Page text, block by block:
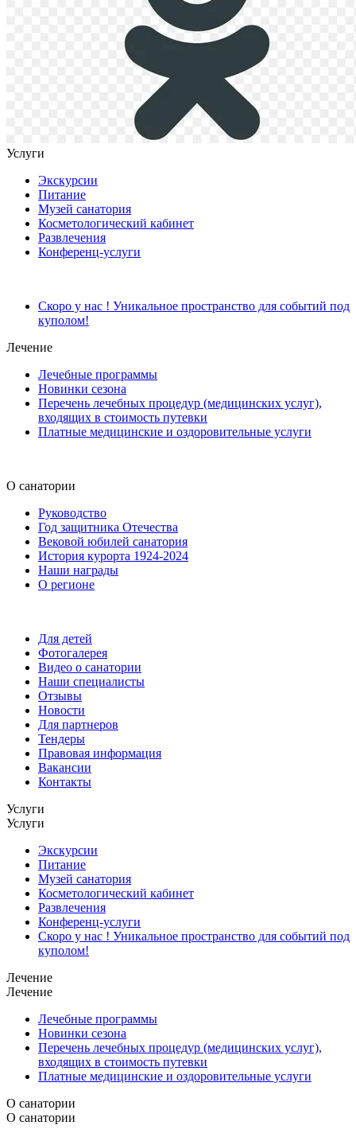
Услуги
Экскурсии
Питание
Музей санатория
Косметологический кабинет
Развлечения
Конференц-услуги
Скоро у нас ! Уникальное пространство для событий под
куполом!
Лечение
Лечебные программы
Новинки сезона
Перечень лечебных процедур (медицинских услуг),
входящих в стоимость путевки
Платные медицинские и оздоровительные услуги
О санатории
Руководство
Год защитника Отечества
Вековой юбилей санатория
История курорта 1924-2024
Наши награды
О регионе
Для детей
Фотогалерея
Видео о санатории
Наши специалисты
Отзывы
Новости
Для партнеров
Тендеры
Правовая информация
Вакансии
Контакты
Услуги
Услуги
Экскурсии
Питание
Музей санатория
Косметологический кабинет
Развлечения
Конференц-услуги
Скоро у нас ! Уникальное пространство для событий под
куполом!
Лечение
Лечение
Лечебные программы
Новинки сезона
Перечень лечебных процедур (медицинских услуг),
входящих в стоимость путевки
Платные медицинские и оздоровительные услуги
О санатории
О санатории